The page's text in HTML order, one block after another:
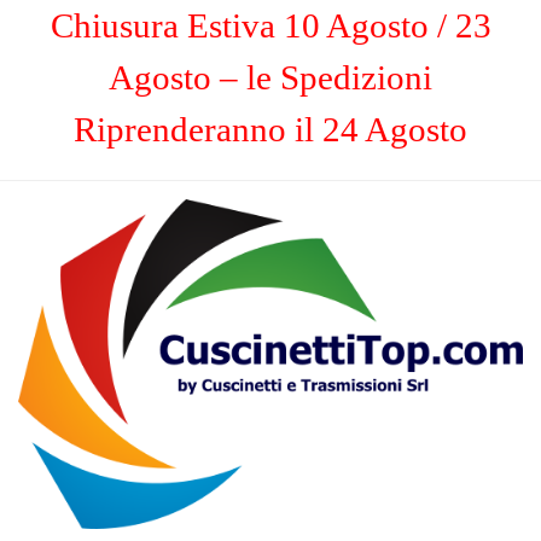
Chiusura Estiva 10 Agosto / 23
Agosto – le Spedizioni
Riprenderanno il 24 Agosto